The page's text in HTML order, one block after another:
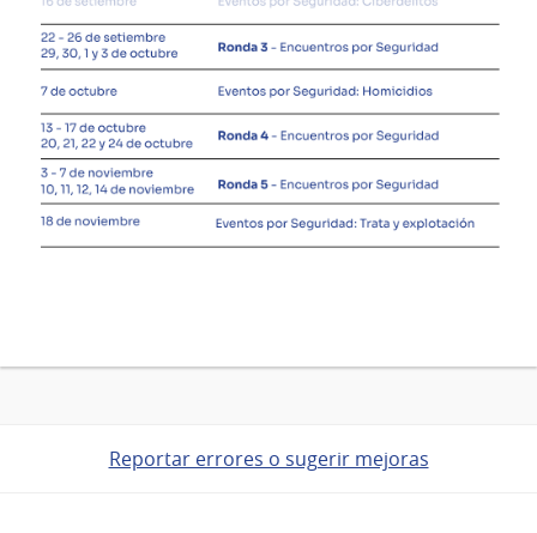
Reportar errores o sugerir mejoras